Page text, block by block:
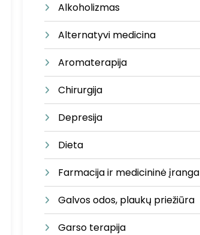
Alkoholizmas
Alternatyvi medicina
Aromaterapija
Chirurgija
Depresija
Dieta
Farmacija ir medicininė įranga
Galvos odos, plaukų priežiūra
Garso terapija